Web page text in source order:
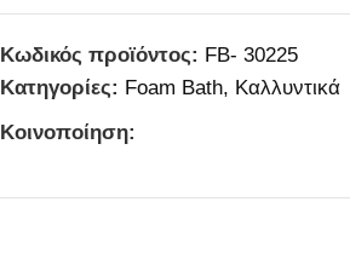
Κωδικός προϊόντος: FB- 30225
Κατηγορίες: Foam Bath, Καλλυντικά
Κοινοποίηση: